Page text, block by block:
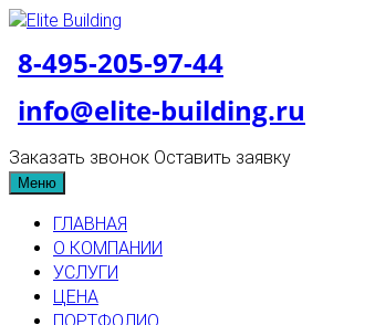
8-495-205-97-44
info@elite-building.ru
Заказать звонок Оставить заявку
Меню
ГЛАВНАЯ
О КОМПАНИИ
УСЛУГИ
ЦЕНА